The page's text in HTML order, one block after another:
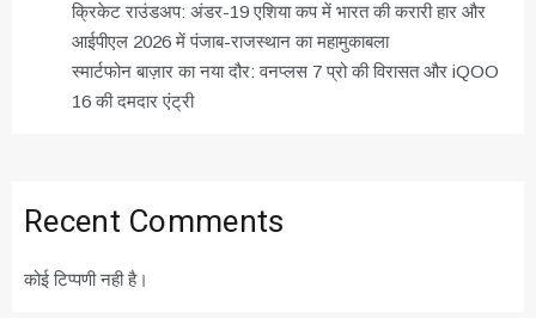
क्रिकेट राउंडअप: अंडर-19 एशिया कप में भारत की करारी हार और
आईपीएल 2026 में पंजाब-राजस्थान का महामुकाबला
स्मार्टफोन बाज़ार का नया दौर: वनप्लस 7 प्रो की विरासत और iQOO
16 की दमदार एंट्री
Recent Comments
कोई टिप्पणी नही है।